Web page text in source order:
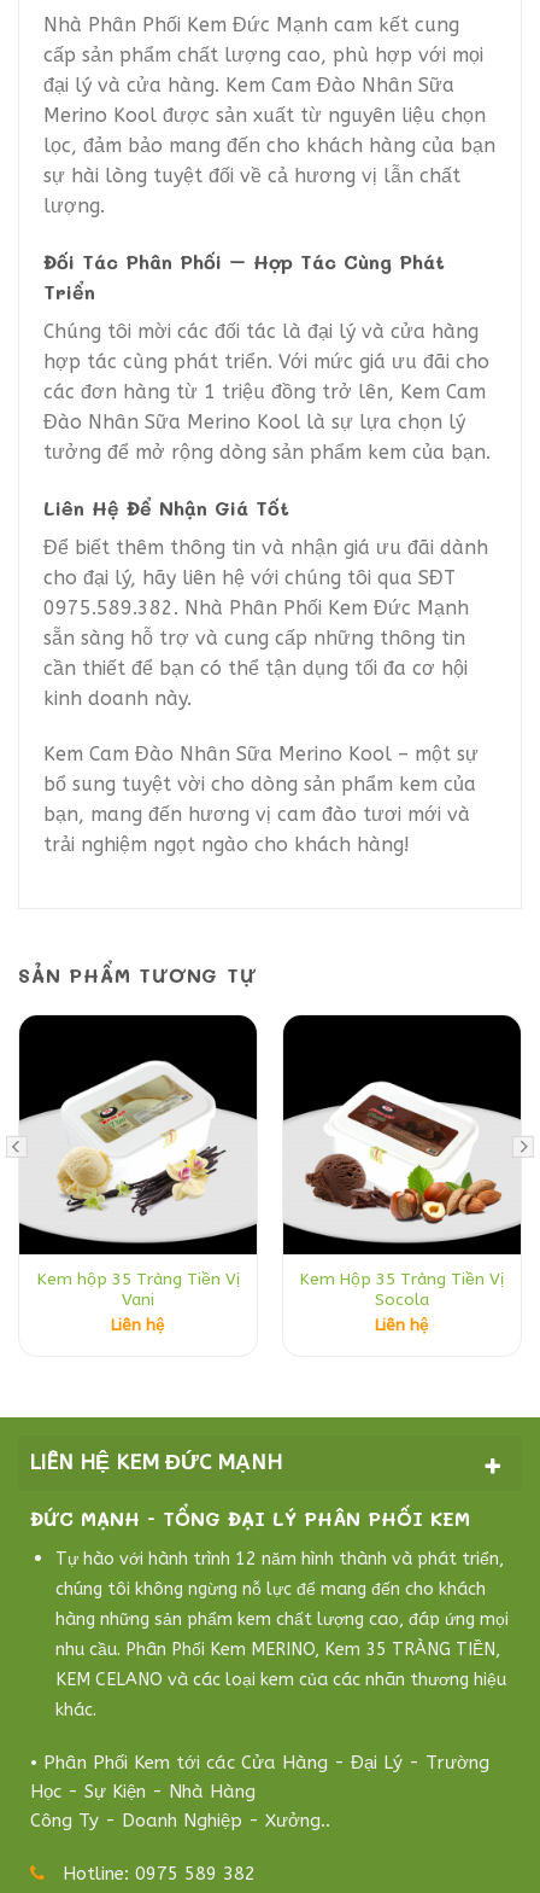
Nhà Phân Phối Kem Đức Mạnh cam kết cung
cấp sản phẩm chất lượng cao, phù hợp với mọi
đại lý và cửa hàng. Kem Cam Đào Nhân Sữa
Merino Kool được sản xuất từ nguyên liệu chọn
lọc, đảm bảo mang đến cho khách hàng của bạn
sự hài lòng tuyệt đối về cả hương vị lẫn chất
lượng.
Đối Tác Phân Phối – Hợp Tác Cùng Phát
Triển
Chúng tôi mời các đối tác là đại lý và cửa hàng
hợp tác cùng phát triển. Với mức giá ưu đãi cho
các đơn hàng từ 1 triệu đồng trở lên, Kem Cam
Đào Nhân Sữa Merino Kool là sự lựa chọn lý
tưởng để mở rộng dòng sản phẩm kem của bạn.
Liên Hệ Để Nhận Giá Tốt
Để biết thêm thông tin và nhận giá ưu đãi dành
cho đại lý, hãy liên hệ với chúng tôi qua SĐT
0975.589.382. Nhà Phân Phối Kem Đức Mạnh
sẵn sàng hỗ trợ và cung cấp những thông tin
cần thiết để bạn có thể tận dụng tối đa cơ hội
kinh doanh này.
Kem Cam Đào Nhân Sữa Merino Kool – một sự
bổ sung tuyệt vời cho dòng sản phẩm kem của
bạn, mang đến hương vị cam đào tươi mới và
trải nghiệm ngọt ngào cho khách hàng!
SẢN PHẨM TƯƠNG TỰ
Kem hộp 35 Tràng Tiền Vị
Vani
Liên hệ
Kem Hộp 35 Tràng Tiền Vị
Socola
Liên hệ
LIÊN HỆ KEM ĐỨC MẠNH
ĐỨC MẠNH - TỔNG ĐẠI LÝ PHÂN PHỐI KEM
Tự hào với hành trình 12 năm hình thành và phát triển,
chúng tôi không ngừng nỗ lực để mang đến cho khách
hàng những sản phẩm kem chất lượng cao, đáp ứng mọi
nhu cầu. Phân Phối Kem MERINO, Kem 35 TRÀNG TIỀN,
KEM CELANO và các loại kem của các nhãn thương hiệu
khác.
• Phân Phối Kem tới các Cửa Hàng - Đại Lý - Trường
Học - Sự Kiện - Nhà Hàng
Công Ty - Doanh Nghiệp - Xưởng..
Hotline: 0975 589 382